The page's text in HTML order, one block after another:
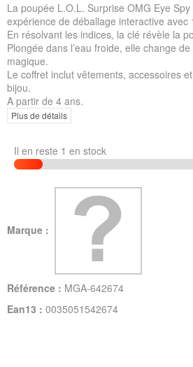
La poupée L.O.L. Surprise OMG Eye
expérience de déballage interactive avec
En résolvant les indices, la clé révèle la
Plongée dans l’eau froide, elle change
magique.
Le coffret inclut vêtements, accessoires
bijou.
A partir de 4 ans.
Plus de détails
Il en reste 1 en stock
Marque :
Référence : MGA-642674
Ean13 : 0035051542674